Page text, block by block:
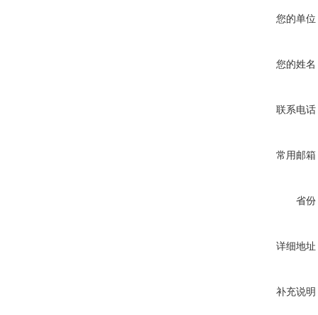
您的单位
您的姓名
联系电话
常用邮箱
省份
详细地址
补充说明